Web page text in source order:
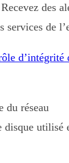
des
de
d’intégrité
du réseau
utilisé